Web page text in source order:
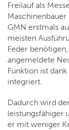
Freilauf als
GMN erstmals
meisten
Feder
angemeldete
Funktion ist
integriert.
Dadurch wird
leistungsfähiger
er mit weniger